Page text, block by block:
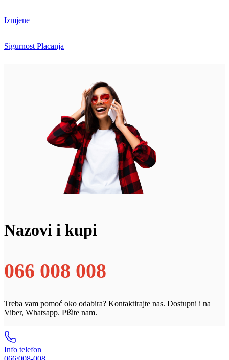
Izmjene
Sigurnost Placanja
Nazovi i kupi
066 008 008
Treba vam pomoć oko odabira? Kontaktirajte nas. Dostupni i na
Viber, Whatsapp. Pišite nam.
Info telefon